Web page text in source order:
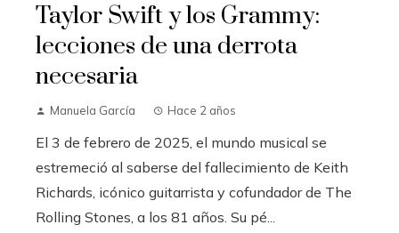
Taylor Swift y los Grammy:
lecciones de una derrota
necesaria
Manuela García Hace 2 años
El 3 de febrero de 2025, el mundo musical se
estremeció al saberse del fallecimiento de Keith
Richards, icónico guitarrista y cofundador de The
Rolling Stones, a los 81 años. Su pé...